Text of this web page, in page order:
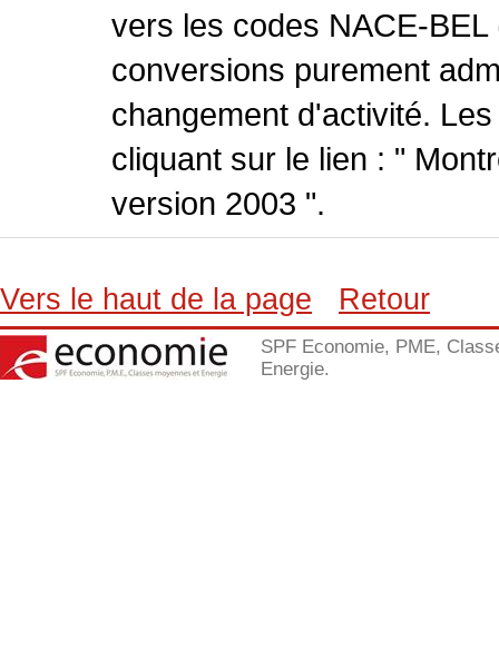
vers les codes NACE-
conversions purement
changement d'activité.
cliquant sur le lien : "
version 2003 ".
Vers le haut de la page Retour
SPF Economie, PME,
Energie.